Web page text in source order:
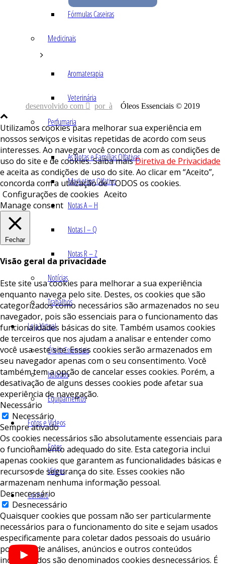
Fórmulas Caseiras
Medicinais
Aromaterapia
Veterinária
Perfumaria
As Notas e Famílias Olfativas
Marketing Olfativo
Notas A – H
Notas I – Q
Notas R – Z
Notícias
Trabalhos
Loja Virtual
Óleos Essenciais
Isolados
Equipamentos
Fotos e Vídeos
Fotos
Vídeos
Contato
desenvolvido com por Óleos Essenciais © 2019
Utilizamos cookies para melhorar sua experiência em
nossos serviços e visitas repetidas de acordo com seus
interesses. Ao navegar você concorda com as condições de
uso do site e de cookies. Saiba maisDiretiva de Privacidade
e aceita as condições de uso do site. Ao clicar em “Aceito”,
concorda com a utilização de TODOS os cookies.
Configurações de cookies Aceito
Manage consent
Fechar
Visão geral da privacidade
Este site usa cookies para melhorar a sua experiência
enquanto navega pelo site. Destes, os cookies que são
categorizados como necessários são armazenados no seu
navegador, pois são essenciais para o funcionamento das
funcionalidades básicas do site. Também usamos cookies
de terceiros que nos ajudam a analisar e entender como
você usa este site. Esses cookies serão armazenados em
seu navegador apenas com o seu consentimento. Você
também tem a opção de cancelar esses cookies. Porém, a
desativação de alguns desses cookies pode afetar sua
experiência de navegação.
Necessário
Necessário
Sempre ativado
Os cookies necessários são absolutamente essenciais para
o funcionamento adequado do site. Esta categoria inclui
apenas cookies que garantem as funcionalidades básicas e
recursos de segurança do site. Esses cookies não
armazenam nenhuma informação pessoal.
Desnecessário
Desnecessário
Quaisquer cookies que possam não ser particularmente
necessários para o funcionamento do site e sejam usados ​​
especificamente para coletar dados pessoais do usuário
por meio de análises, anúncios e outros conteúdos
incorporados são denominados cookies desnecessários. É